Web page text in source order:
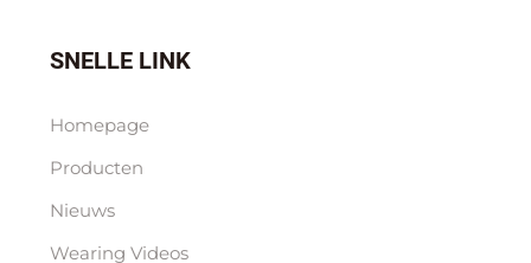
SNELLE LINK
Homepage
Producten
Nieuws
Wearing Videos